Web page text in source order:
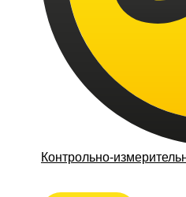
Контрольно-